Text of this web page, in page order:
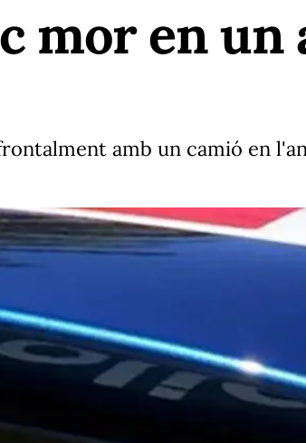
mor en un
amb un camió en